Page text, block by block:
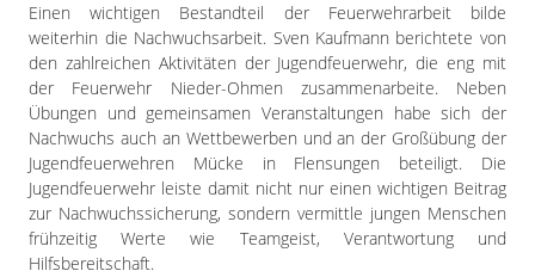
Einen wichtigen Bestandteil der Feuerwehrarbeit bilde
weiterhin die Nachwuchsarbeit. Sven Kaufmann berichtete von
den zahlreichen Aktivitäten der Jugendfeuerwehr, die eng mit
der Feuerwehr Nieder-Ohmen zusammenarbeite. Neben
Übungen und gemeinsamen Veranstaltungen habe sich der
Nachwuchs auch an Wettbewerben und an der Großübung der
Jugendfeuerwehren Mücke in Flensungen beteiligt. Die
Jugendfeuerwehr leiste damit nicht nur einen wichtigen Beitrag
zur Nachwuchssicherung, sondern vermittle jungen Menschen
frühzeitig Werte wie Teamgeist, Verantwortung und
Hilfsbereitschaft.